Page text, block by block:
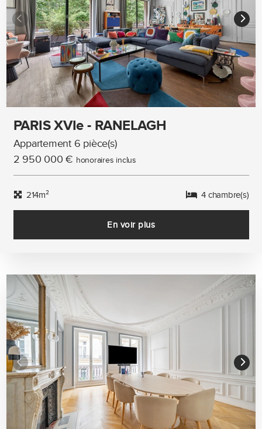
PARIS XVIe - RANELAGH
Appartement 6 pièce(s)
2 950 000 € honoraires inclus
214m² 4 chambre(s)
En voir plus